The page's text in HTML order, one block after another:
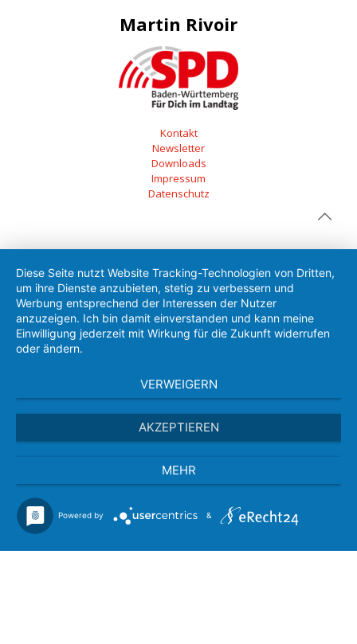
Martin Rivoir
Kontakt
Newsletter
Downloads
Impressum
Datenschutz
Diese Seite nutzt Website Tracking-Technologien von Dritten,
um ihre Dienste anzubieten, stetig zu verbessern und
Werbung entsprechend der Interessen der Nutzer
anzuzeigen. Ich bin damit einverstanden und kann meine
Einwilligung jederzeit mit Wirkung für die Zukunft widerrufen
oder ändern.
VERWEIGERN
AKZEPTIEREN
MEHR
Powered by &